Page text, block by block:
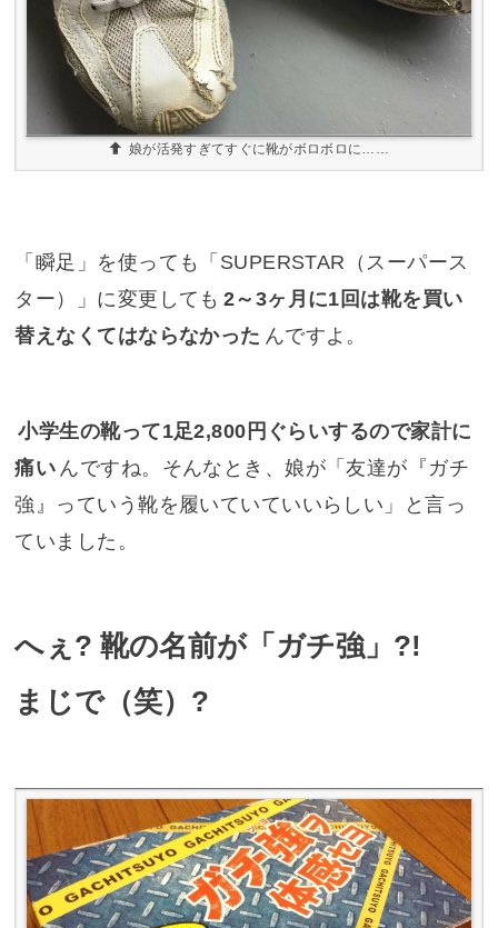
娘が活発すぎてすぐに靴がボロボロに……
「瞬足」を使っても「SUPERSTAR（スーパース
ター）」に変更しても 2～3ヶ月に1回は靴を買い
替えなくてはならなかった んですよ。
小学生の靴って1足2,800円ぐらいするので家計に
痛い んですね。そんなとき、娘が「友達が『ガチ
強』っていう靴を履いていていいらしい」と言っ
ていました。
へぇ? 靴の名前が「ガチ強」?!
まじで（笑）?